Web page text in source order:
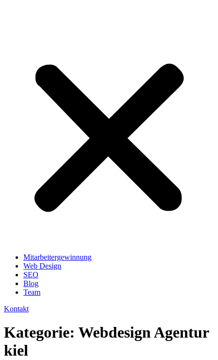
Mitarbeitergewinnung
Web Design
SEO
Blog
Team
Kontakt
Kategorie: Webdesign Agentur
kiel